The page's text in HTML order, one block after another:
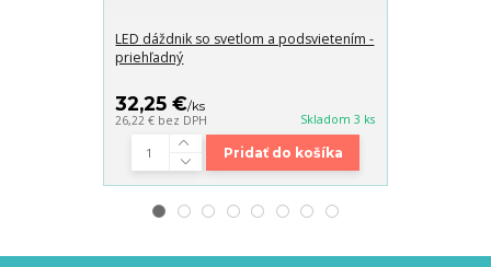
LED dáždnik so svetlom a podsvietením -
priehľadný
32,25 €/ks
26,22 € bez DPH Skladom 3 ks
Pridať do košíka